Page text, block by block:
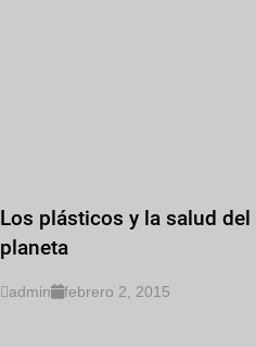
Los plásticos y la salud
planeta
admin febrero 2, 2015